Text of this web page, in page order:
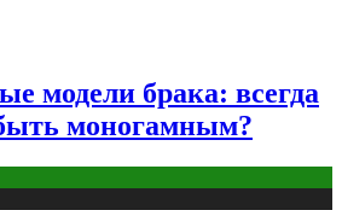
модели брака: всегда
моногамным?